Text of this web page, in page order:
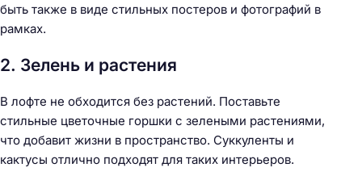
быть также в виде стильных постеров и фотографий в
рамках.
2. Зелень и растения
В лофте не обходится без растений. Поставьте
стильные цветочные горшки с зелеными растениями,
что добавит жизни в пространство. Суккуленты и
кактусы отлично подходят для таких интерьеров.